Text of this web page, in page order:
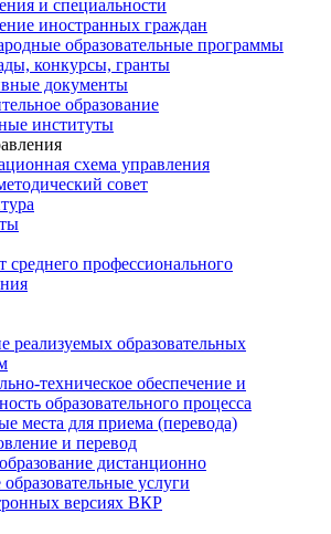
и специальности
иностранных граждан
образовательные программы
конкурсы, гранты
документы
образование
институты
схема управления
совет
среднего профессионального
реализуемых образовательных
техническое обеспечение и
образовательного процесса
места для приема (перевода)
и перевод
дистанционно
услуги
версиях ВКР